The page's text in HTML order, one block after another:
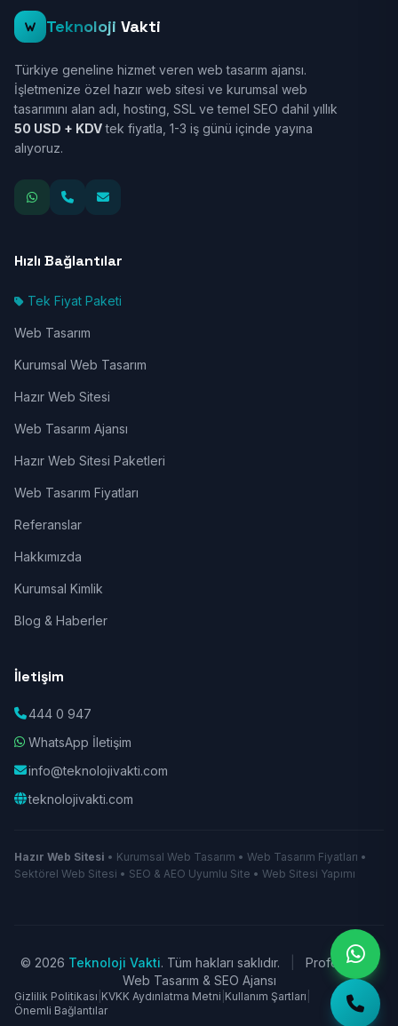
Teknoloji Vakti
Türkiye geneline hizmet veren web tasarım ajansı.
İşletmenize özel hazır web sitesi ve kurumsal web
tasarımını alan adı, hosting, SSL ve temel SEO dahil yıllık
50 USD + KDVtek fiyatla, 1-3 iş günü içinde yayına
alıyoruz.
Hızlı Bağlantılar
Tek Fiyat Paketi
Web Tasarım
Kurumsal Web Tasarım
Hazır Web Sitesi
Web Tasarım Ajansı
Hazır Web Sitesi Paketleri
Web Tasarım Fiyatları
Referanslar
Hakkımızda
Kurumsal Kimlik
Blog & Haberler
İletişim
444 0 947
WhatsApp İletişim
info@teknolojivakti.com
teknolojivakti.com
Hazır Web Sitesi • Kurumsal Web Tasarım • Web Tasarım Fiyatları •
Sektörel Web Sitesi • SEO & AEO Uyumlu Site • Web Sitesi Yapımı
© 2026 Teknoloji Vakti. Tüm hakları saklıdır.
Profesyonel
Web Tasarım & SEO Ajansı
Gizlilik Politikası KVKK Aydınlatma Metni Kullanım Şartları
Önemli Bağlantılar